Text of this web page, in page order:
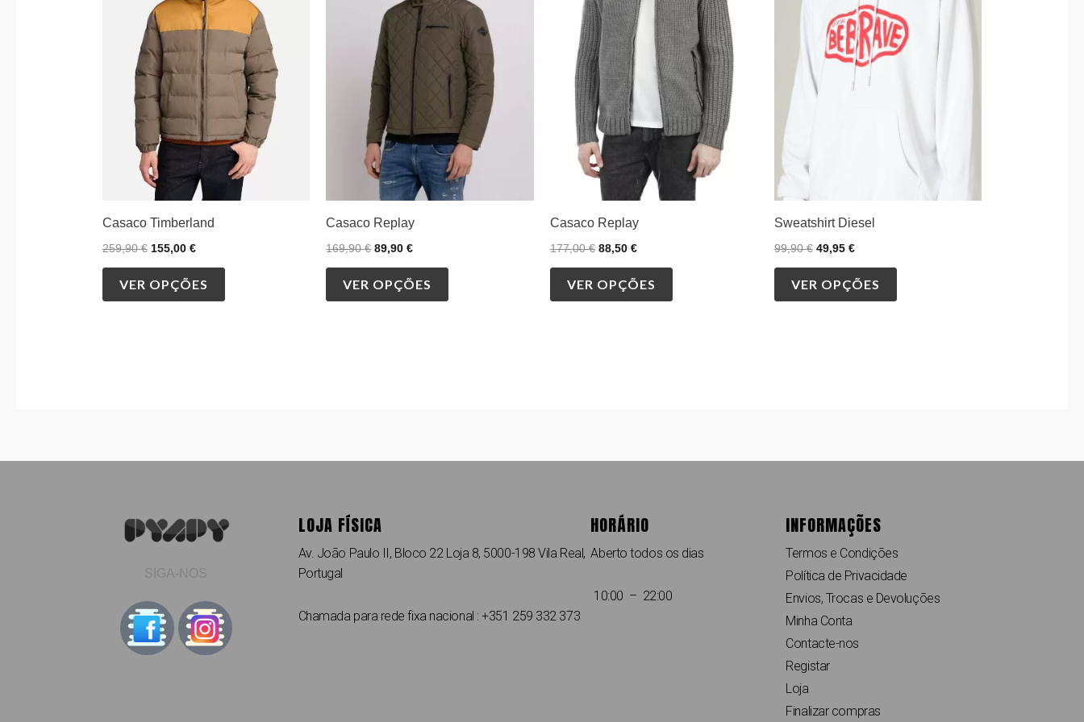
Casaco Timberland
259,90€ 155,00 €
VER OPÇÕES
multiple
variants.
The
options
may
be
chosen
on
the
Casaco Replay
169,90€ 89,90€
VER OPÇÕES
multiple
variants.
The
options
may
be
chosen
on
the
Casaco Replay
177,00€ 88,50 €
VER OPÇÕES
multiple
variants.
The
options
may
be
chosen
Sweatshirt Diesel
99,90€ 49,95 €
VER OPÇÕES
multiple
variants.
The
chosen
on
SIGA-NOS
LOJA FÍSICA
Av. João Paulo II, Bloco 22 Loja 8, 5000-198 Vila Real,
Portugal
Chamada para rede fixa nacional : +351 259 332 373
HORÁRIO
Aberto todos os dias
10:00 – 22:00
INFORMAÇÕES
Termos e Condições
Política de Privacidade
Envios, Trocas e Devoluções
Minha Conta
Contacte-nos
Registar
Loja
Finalizar compras